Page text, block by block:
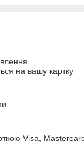
на вашу картку
Visa,